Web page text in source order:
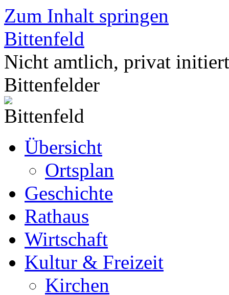
Zum Inhalt springen
Bittenfeld
Nicht amtlich, privat
Bittenfelder
Übersicht
Ortsplan
Geschichte
Rathaus
Wirtschaft
Kultur & Freizeit
Kirchen